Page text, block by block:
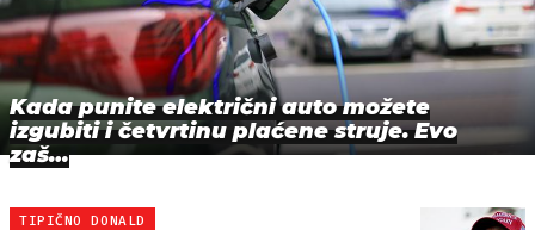
Kada punite električni auto možete
izgubiti i četvrtinu plaćene struje. Evo
zaš…
TIPIČNO DONALD